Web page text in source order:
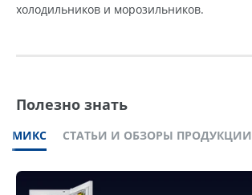
холодильников и морозильников.
Полезно знать
МИКС СТАТЬИ И ОБЗОРЫ ПРОДУКЦИИ